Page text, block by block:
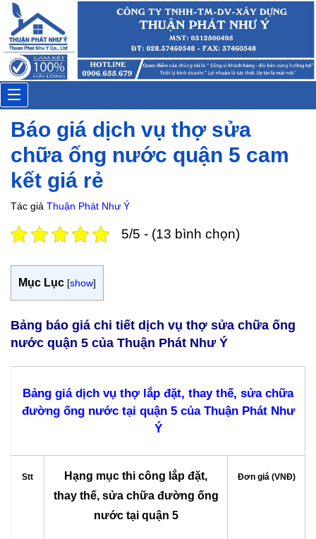
Toggle
navigation
Báo giá dịch vụ thợ sửa
chữa ống nước quận 5 cam
kết giá rẻ
Tác giả Thuận Phát Như Ý
5/5 - (13 bình chọn)
Mục Lục [show]
Bảng báo giá chi tiết dịch vụ thợ sửa chữa ống
nước quận 5 của Thuận Phát Như Ý
Bảng giá dịch vụ thợ lắp đặt, thay thế, sửa chữa
đường ống nước tại quận 5 của Thuận Phát Như
Ý
Stt
Hạng mục thi công lắp đặt,
thay thế, sửa chữa đường ống
nước tại quận 5
Đơn giá (VNĐ)
Anh Phụng
Đặt lịch: 30 phút trước